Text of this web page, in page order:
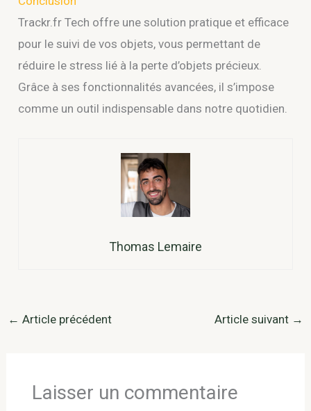
Trackr.fr Tech offre une solution pratique et efficace
pour le suivi de vos objets, vous permettant de
réduire le stress lié à la perte d’objets précieux.
Grâce à ses fonctionnalités avancées, il s’impose
comme un outil indispensable dans notre quotidien.
Thomas Lemaire
← Article précédent Article suivant →
Laisser un commentaire